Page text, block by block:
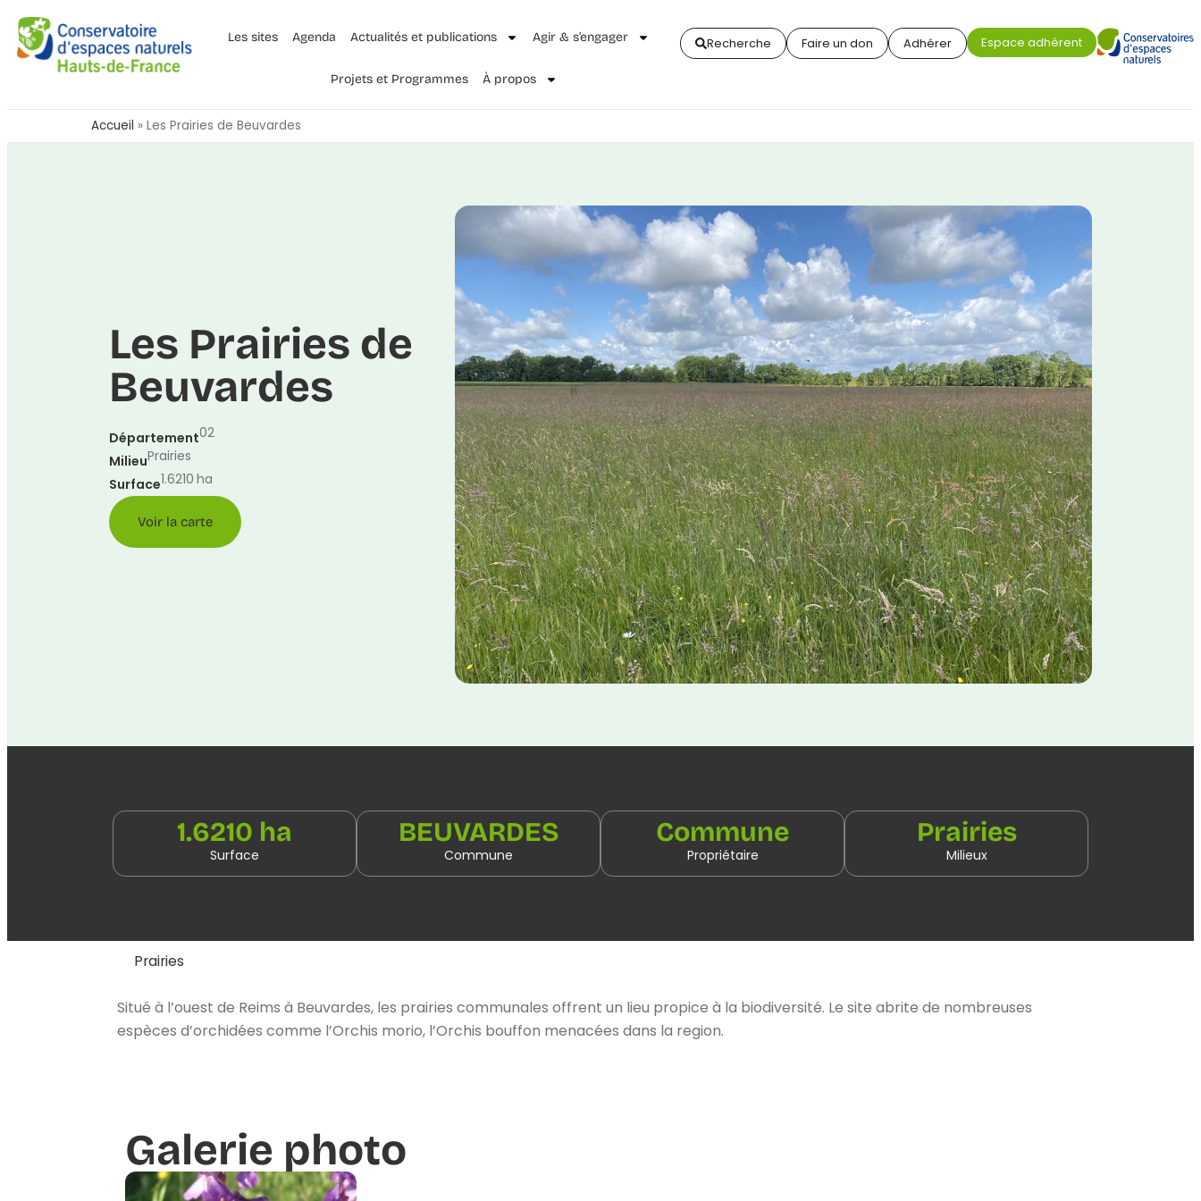
Les sites Agenda Actualités et publications Agir & s’engager
Projets et Programmes À propos
Recherche Faire un don Adhérer Espace adhérent
Accueil » Les Prairies de Beuvardes
Les Prairies de
Beuvardes
Département02
MilieuPrairies
Surface1.6210 ha
Voir la carte
1.6210 ha
Surface
BEUVARDES
Commune
Commune
Propriétaire
Prairies
Milieux
Prairies
Situé à l’ouest de Reims à Beuvardes, les prairies communales offrent un lieu propice à la biodiversité. Le site abrite de nombreuses
espèces d’orchidées comme l’Orchis morio, l’Orchis bouffon menacées dans la region.
Galerie photo